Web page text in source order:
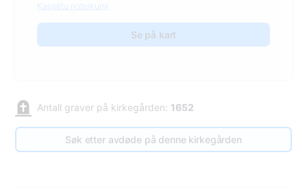
Kapsētu noteikumi
Se på kart
Antall graver på kirkegården: 1652
Søk etter avdøde på denne kirkegården